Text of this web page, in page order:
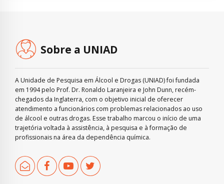
Sobre a UNIAD
A Unidade de Pesquisa em Álcool e Drogas (UNIAD) foi fundada
em 1994 pelo Prof. Dr. Ronaldo Laranjeira e John Dunn, recém-
chegados da Inglaterra, com o objetivo inicial de oferecer
atendimento a funcionários com problemas relacionados ao uso
de álcool e outras drogas. Esse trabalho marcou o início de uma
trajetória voltada à assistência, à pesquisa e à formação de
profissionais na área da dependência química.